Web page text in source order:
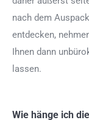
nach dem
entdecken,
Ihnen dann
lassen.
Wie hänge ich